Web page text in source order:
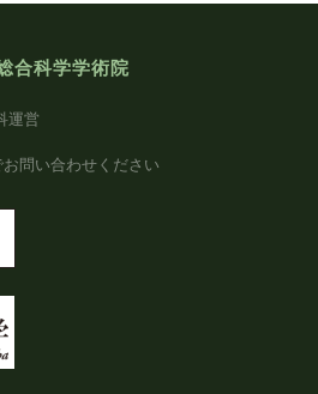
合科学学術院
運営
問い合わせください